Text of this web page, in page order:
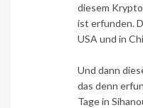
diesem
ist erfunden.
USA und in
Und dann
das denn
Tage in